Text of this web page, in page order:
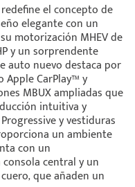
redefine el concepto de
elegante con un
motorización MHEV de
y un sorprendente
auto nuevo destaca por
Apple CarPlay™ y
MBUX ampliadas que
intuitiva y
y vestiduras
un ambiente
con un
central y un
que añaden un